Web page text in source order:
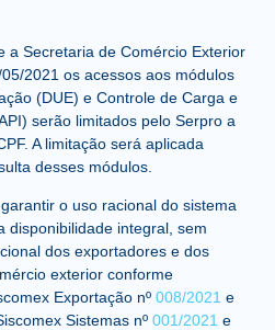
a Secretaria de Comércio Exterior
2021 os acessos aos módulos
(DUE) e Controle de Carga e
serão limitados pelo Serpro a
A limitação será aplicada
desses módulos.
o uso racional do sistema
disponibilidade integral, sem
dos exportadores e dos
exterior conforme
Exportação nº 008/2021 e
Sistemas nº 001/2021 e